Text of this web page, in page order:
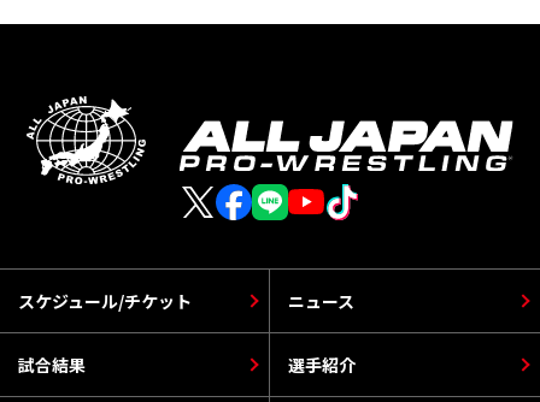
スケジュール/チケット
選手紹介
ニュース
試合結果